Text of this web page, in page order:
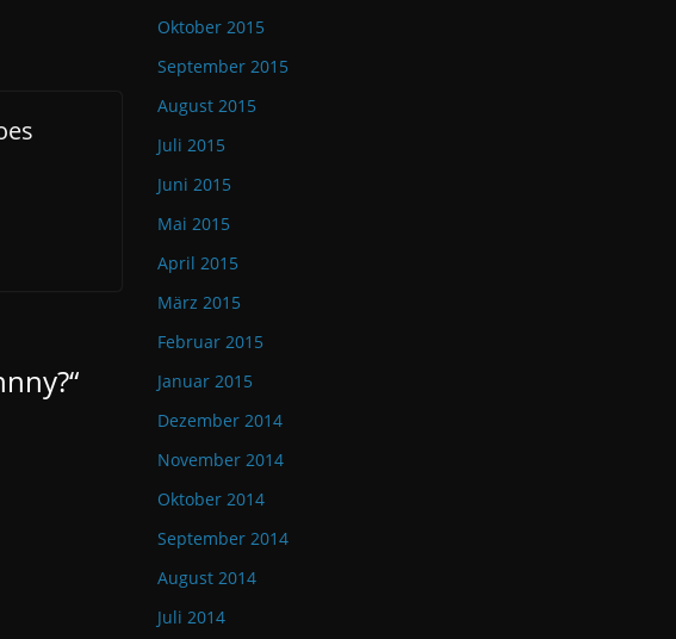
“
Oktober 2015
September 2015
August 2015
Juli 2015
Juni 2015
Mai 2015
April 2015
März 2015
Februar 2015
Januar 2015
Dezember 2014
November 2014
Oktober 2014
September 2014
August 2014
Juli 2014